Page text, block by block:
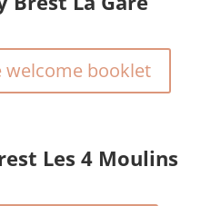
welcome booklet
Les 4 Moulins